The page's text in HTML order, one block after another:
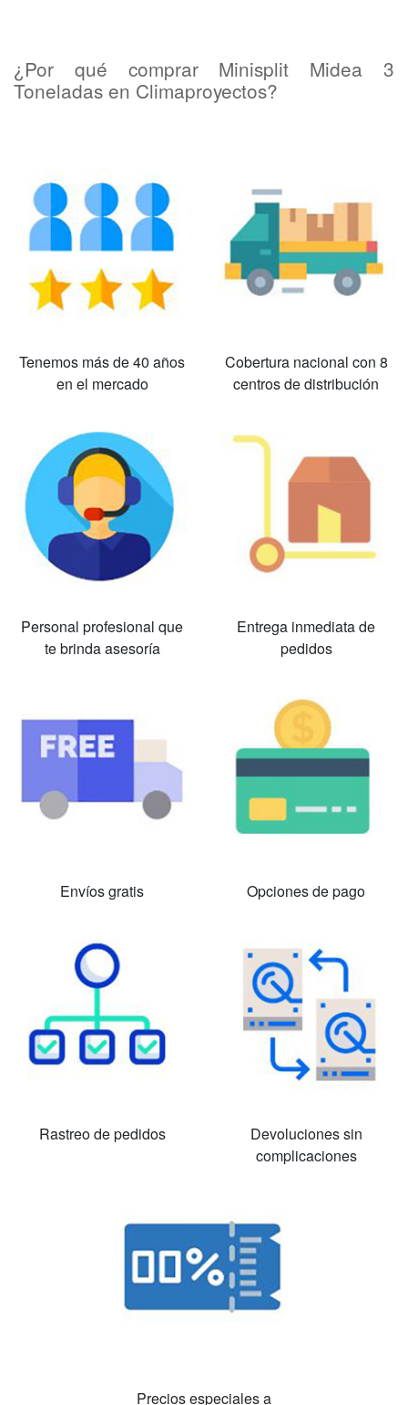
¿Por qué comprar Minisplit Midea 3
Toneladas en Climaproyectos?
Tenemos más de 40 años
en el mercado
Cobertura nacional con 8
centros de distribución
Personal profesional que
te brinda asesoría
Entrega inmediata de
pedidos
Envíos gratis Opciones de pago
Rastreo de pedidos
Devoluciones sin
complicaciones
Precios especiales a